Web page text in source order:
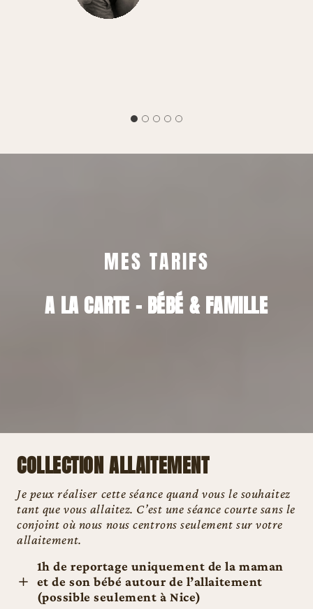
MES TARIFS
A LA CARTE – BÉBÉ & FAMILLE
COLLECTION ALLAITEMENT
Je peux réaliser cette séance quand vous le souhaitez
tant que vous allaitez. C’est une séance courte sans le
conjoint où nous nous centrons seulement sur votre
allaitement.
1h de reportage uniquement de la maman
et de son bébé autour de l’allaitement
(possible seulement à Nice)